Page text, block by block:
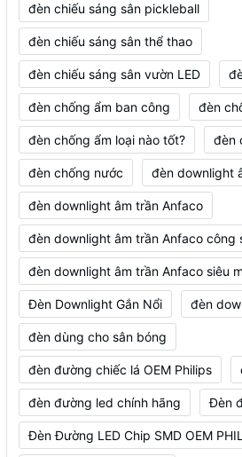
đèn chiếu sáng sân pickleball
đèn chiếu sáng sân thể thao
đèn chiếu sáng sân vườn LED
đèn chống ẩm ban công đèn
đèn chống ẩm loại nào tốt? đèn
đèn chống nước đèn downlight
đèn downlight âm trần Anfaco
đèn downlight âm trần Anfaco công
đèn downlight âm trần Anfaco siêu
Đèn Downlight Gắn Nổi đèn
đèn dùng cho sân bóng
đèn đường chiếc lá OEM Philips
đèn đường led chính hãng Đèn
Đèn Đường LED Chip SMD OEM